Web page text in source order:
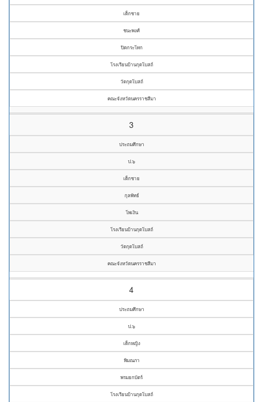
เด็กชาย
ชนะพงศ์
ปิดกระโทก
โรงเรียนบ้านกุดโบสถ์
วัดกุดโบสถ์
คณะจังหวัดนครราชสีมา
3
ประถมศึกษา
ป.๖
เด็กชาย
กุลพัทธ์
โพเงิน
โรงเรียนบ้านกุดโบสถ์
วัดกุดโบสถ์
คณะจังหวัดนครราชสีมา
4
ประถมศึกษา
ป.๖
เด็กหญิง
พิมณภา
พรมยกบัตร์
โรงเรียนบ้านกุดโบสถ์